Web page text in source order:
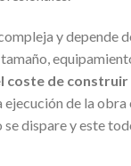
y depende
coste de construir
de la
dispare y este